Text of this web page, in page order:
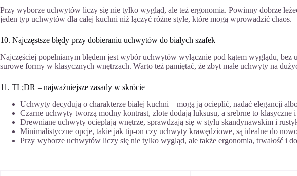
Przy wyborze uchwytów liczy się nie tylko wygląd, ale też ergonomia. Powinny dobrze
jeden typ uchwytów dla całej kuchni niż łączyć różne style, które mogą wprowadzić chaos.
10. Najczęstsze błędy przy dobieraniu uchwytów do białych szafek
Najczęściej popełnianym błędem jest wybór uchwytów wyłącznie pod kątem wyglądu,
surowe formy w klasycznych wnętrzach. Warto też pamiętać, że zbyt małe uchwyty na
11. TL;DR – najważniejsze zasady w skrócie
Uchwyty decydują o charakterze białej kuchni – mogą ją ocieplić, nadać elegancji
Czarne uchwyty tworzą modny kontrast, złote dodają luksusu, a srebrne to klasyczne
Drewniane uchwyty ocieplają wnętrze, sprawdzają się w stylu skandynawskim i
Minimalistyczne opcje, takie jak tip-on czy uchwyty krawędziowe, są idealne do
Przy wyborze uchwytów liczy się nie tylko wygląd, ale także ergonomia, trwałość i